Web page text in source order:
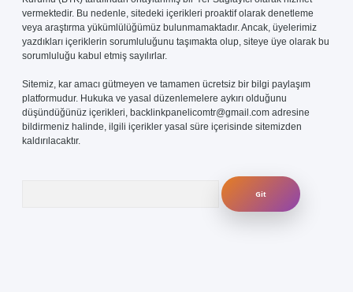
vermektedir. Bu nedenle, sitedeki içerikleri proaktif olarak denetleme
veya araştırma yükümlülüğümüz bulunmamaktadır. Ancak, üyelerimiz
yazdıkları içeriklerin sorumluluğunu taşımakta olup, siteye üye olarak bu
sorumluluğu kabul etmiş sayılırlar.
Sitemiz, kar amacı gütmeyen ve tamamen ücretsiz bir bilgi paylaşım
platformudur. Hukuka ve yasal düzenlemelere aykırı olduğunu
düşündüğünüz içerikleri, backlinkpanelicomtr@gmail.com adresine
bildirmeniz halinde, ilgili içerikler yasal süre içerisinde sitemizden
kaldırılacaktır.